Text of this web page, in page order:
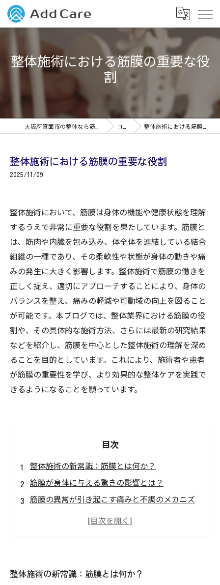
整体施術における筋膜の重要な役
割
コラム 整体施術における筋膜の重要な役割
整体施術における筋膜の重要な役割
2025/11/09
整体施術において、筋膜は身体の機能や健康状態を理解
するうえで非常に重要な役割を果たしています。筋膜と
は、筋肉や内臓を包み込み、体全体を連結している結合
組織の一種であり、その柔軟性や状態が身体の動きや痛
みの発生に大きく影響します。整体施術で筋膜の働きを
正しく捉え、適切にアプローチすることにより、身体の
バランスを整え、痛みの軽減や可動域の向上を図ること
が可能です。本ブログでは、整体業界における筋膜の役
割や、その具体的な施術方法、さらには最新の研究結果
などを紹介し、筋膜を中心とした整体施術の理解を深め
ることを目的としています。これにより、施術者や患者
が筋膜の重要性を学び、より効果的な整体ケアを実践で
きるようになることを願っています。
目次
整体施術の新常識：筋膜とは何か？
筋膜が身体に与える驚きの影響とは？
筋膜の異常が引き起こす痛みと不調のメカニズ
筋膜研究の最新トレンドと整体への応用事例
整体施術の新常識：筋膜とは何か？